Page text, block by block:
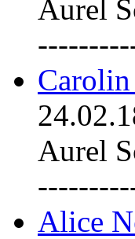
Aurel
Aurel
Alice